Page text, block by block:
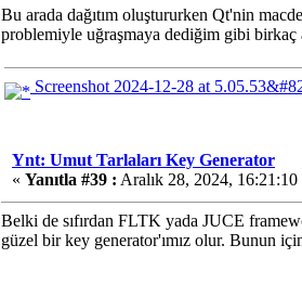
Bu arada dağıtım oluştururken Qt'nin
problemiyle uğraşmaya dediğim gibi birkaç
Screenshot 2024-12-28 at
Ynt: Umut Tarlaları Key Generator
« Yanıtla #39 : Aralık 28, 2024, 16:21:10
Belki de sıfırdan FLTK yada JUCE
güzel bir key generator'ımız olur. Bunun